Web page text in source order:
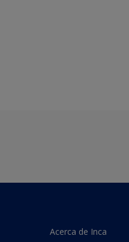
Acerca de Inca